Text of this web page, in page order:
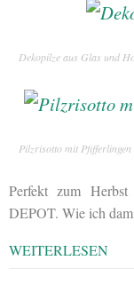
Dekopilze aus Glas und
Pilzrisotto mit Pfifferlingen
Perfekt zum Herbst
DEPOT. Wie ich
WEITERLESEN